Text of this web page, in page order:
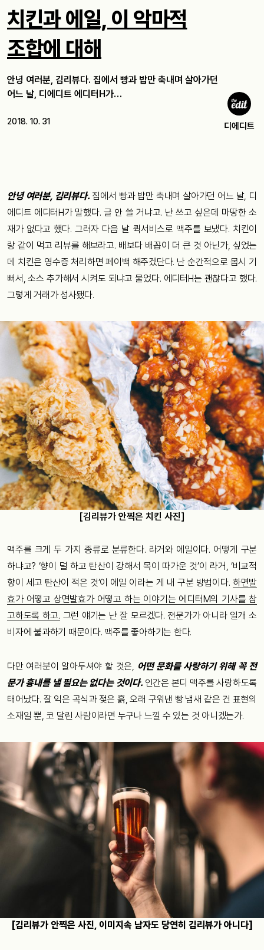
치킨과 에일, 이 악마적
조합에 대해
안녕 여러분, 김리뷰다. 집에서 빵과 밥만 축내며 살아가던
어느 날, 디에디트 에디터H가…
2018. 10. 31 디에디트
안녕 여러분, 김리뷰다. 집에서 빵과 밥만 축내며 살아가던 어느 날, 디
에디트 에디터H가 말했다. 글 안 쓸 거냐고. 난 쓰고 싶은데 마땅한 소
재가 없다고 했다. 그러자 다음 날 퀵서비스로 맥주를 보냈다. 치킨이
랑 같이 먹고 리뷰를 해보라고. 배보다 배꼽이 더 큰 것 아닌가, 싶었는
데 치킨은 영수증 처리하면 페이백 해주겠단다. 난 순간적으로 몹시 기
뻐서, 소스 추가해서 시켜도 되냐고 물었다. 에디터H는 괜찮다고 했다.
그렇게 거래가 성사됐다.
[김리뷰가 안찍은 치킨 사진]
맥주를 크게 두 가지 종류로 분류한다. 라거와 에일이다. 어떻게 구분
하냐고? ‘향이 덜 하고 탄산이 강해서 목이 따가운 것’이 라거, ‘비교적
향이 세고 탄산이 적은 것’이 에일 이라는 게 내 구분 방법이다. 하면발
효가 어떻고 상면발효가 어떻고 하는 이야기는 에디터M의 기사를 참
고하도록 하고. 그런 얘기는 난 잘 모르겠다. 전문가가 아니라 일개 소
비자에 불과하기 때문이다. 맥주를 좋아하기는 한다.
다만 여러분이 알아두셔야 할 것은, 어떤 문화를 사랑하기 위해 꼭 전
문가 흉내를 낼 필요는 없다는 것이다. 인간은 본디 맥주를 사랑하도록
태어났다. 잘 익은 곡식과 젖은 흙, 오래 구워낸 빵 냄새 같은 건 표현의
소재일 뿐, 코 달린 사람이라면 누구나 느낄 수 있는 것 아니겠는가.
[김리뷰가 안찍은 사진, 이미지속 남자도 당연히 김리뷰가 아니다]